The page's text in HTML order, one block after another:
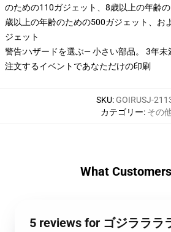
のための110ガジェット、8歳以上の年齢
歳以上の年齢のための500ガジェット、お
ジェット
警告:ハザードを選ぶ— 小さい部品。 3年未
注文するイベントであなただけの印刷
SKU: GOIRUSJ-
カテゴリー: その
What
5 reviews for ゴジラララ